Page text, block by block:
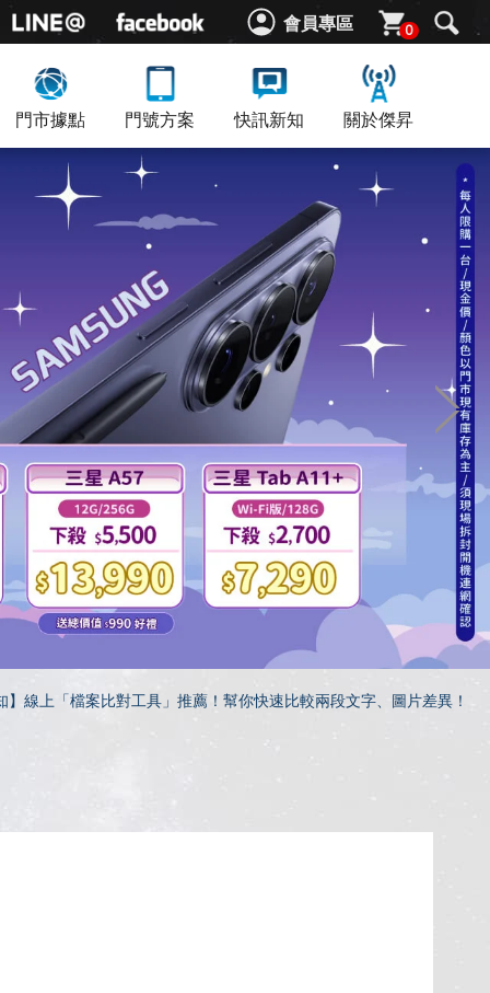
會員專區 0
門市據點 門號方案 快訊新知 關於傑昇
】線上「檔案比對工具」推薦！幫你快速比較兩段文字、圖片差異！